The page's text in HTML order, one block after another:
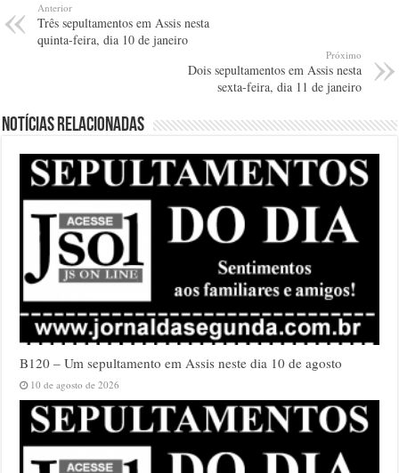
Anterior
Três sepultamentos em Assis nesta
quinta-feira, dia 10 de janeiro
Próximo
Dois sepultamentos em Assis nesta
sexta-feira, dia 11 de janeiro
Notícias relacionadas
B120 – Um sepultamento em Assis neste dia 10 de agosto
10 de agosto de 2026